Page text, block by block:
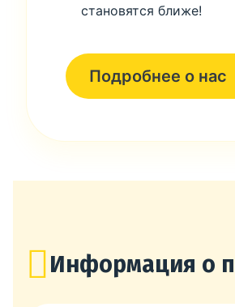
становятся ближе!
Подробнее о нас
Информация о